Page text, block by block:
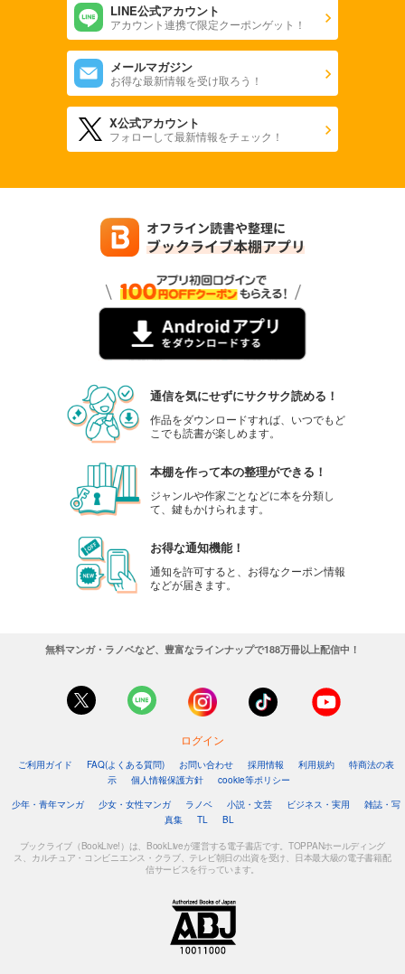
LINE公式アカウント
アカウント連携で限定クーポンゲット！
メールマガジン
お得な最新情報を受け取ろう！
X公式アカウント
フォローして最新情報をチェック！
通信を気にせずにサクサク読める！
作品をダウンロードすれば、いつでもど
こでも読書が楽しめます。
本棚を作って本の整理ができる！
ジャンルや作家ごとなどに本を分類し
て、鍵もかけられます。
お得な通知機能！
通知を許可すると、お得なクーポン情報
などが届きます。
無料マンガ・ラノベなど、豊富なラインナップで188万冊以上配信中！
ログイン
ご利用ガイド FAQ(よくある質問) お問い合わせ 採用情報 利用規約
特商法の表
示
個人情報保護方針
cookie等ポリシー
少年・青年マンガ
少女・女性マンガ ラノベ 小説・文芸 ビジネス・実用
雑誌・写
真集
TL BL
ブックライブ（BookLive!）は、BookLiveが運営する電子書店です。TOPPANホールディング
ス、カルチュア・コンビニエンス・クラブ、テレビ朝日の出資を受け、日本最大級の電子書籍配
信サービスを行っています。